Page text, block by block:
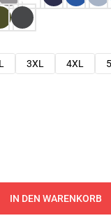
3XL 4XL
IN DEN WARENKORB